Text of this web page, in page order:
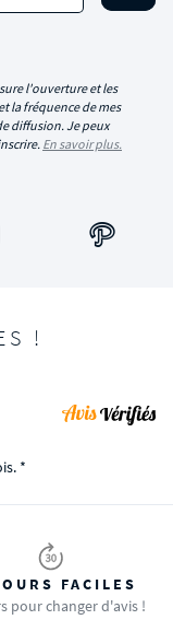
l'ouverture et les
la fréquence de mes
diffusion. Je peux
En savoir plus.
!
*
FACILES
pour changer d'avis !